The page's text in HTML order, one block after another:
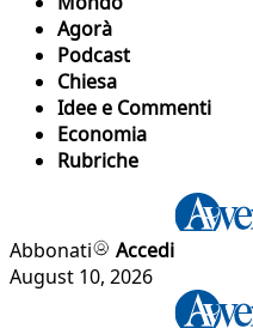
Agorà
Podcast
Chiesa
Idee e Commenti
Economia
Rubriche
Abbonati
Accedi
August 10, 2026